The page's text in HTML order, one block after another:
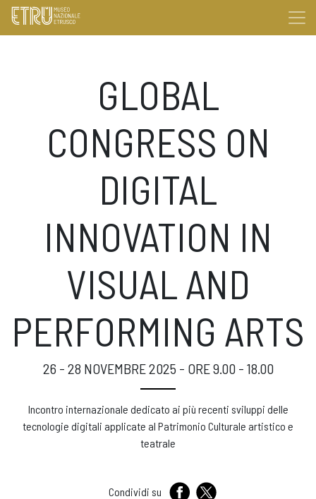
GLOBAL
CONGRESS ON
DIGITAL
INNOVATION IN
VISUAL AND
PERFORMING ARTS
26 - 28 NOVEMBRE 2025 - ORE 9.00 - 18.00
Incontro internazionale dedicato ai più recenti sviluppi delle
tecnologie digitali applicate al Patrimonio Culturale artistico e
teatrale
Condividi su